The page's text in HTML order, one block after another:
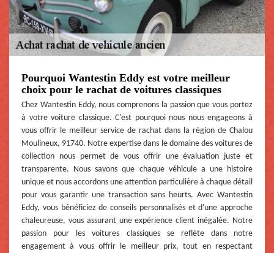
Pourquoi Wantestin Eddy est votre meilleur
choix pour le rachat de voitures classiques
Chez Wantestin Eddy, nous comprenons la passion que vous portez
à votre voiture classique. C'est pourquoi nous nous engageons à
vous offrir le meilleur service de rachat dans la région de Chalou
Moulineux, 91740. Notre expertise dans le domaine des voitures de
collection nous permet de vous offrir une évaluation juste et
transparente. Nous savons que chaque véhicule a une histoire
unique et nous accordons une attention particulière à chaque détail
pour vous garantir une transaction sans heurts. Avec Wantestin
Eddy, vous bénéficiez de conseils personnalisés et d'une approche
chaleureuse, vous assurant une expérience client inégalée. Notre
passion pour les voitures classiques se reflète dans notre
engagement à vous offrir le meilleur prix, tout en respectant